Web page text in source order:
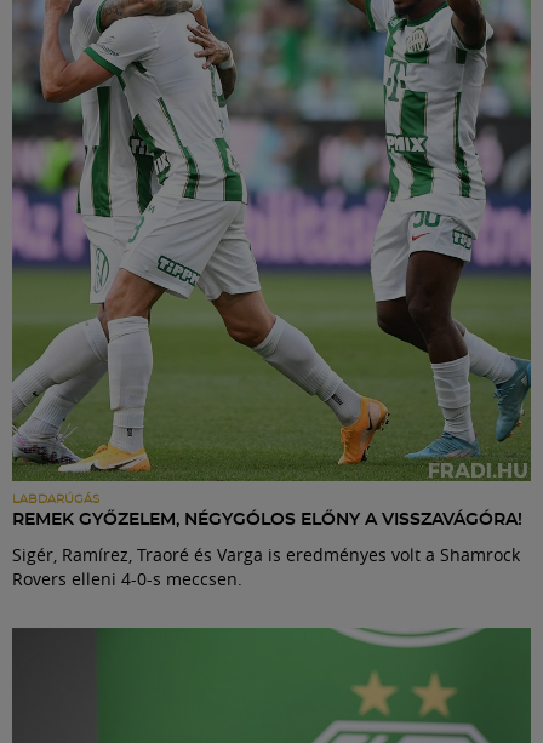
LABDARÚGÁS
REMEK GYŐZELEM, NÉGYGÓLOS ELŐNY A VISSZAVÁGÓRA!
Sigér, Ramírez, Traoré és Varga is eredményes volt a Shamrock
Rovers elleni 4-0-s meccsen.